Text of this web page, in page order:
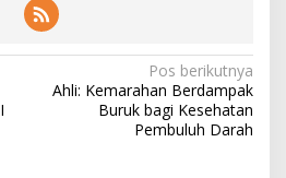
Pos berikutnya
Ahli: Kemarahan Berdampak
Buruk bagi Kesehatan
Pembuluh Darah